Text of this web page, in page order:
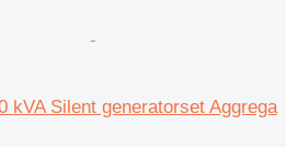
kVA Silent generatorset Aggrega